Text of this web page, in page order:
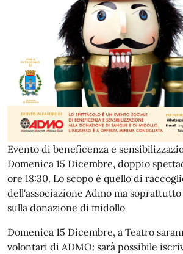
Evento di beneficenza e
Domenica 15 Dicembre, doppio
ore 18:30. Lo scopo è quello di
dell'associazione Admo ma
sulla donazione di midollo
Domenica 15 Dicembre, a Teatro
volontari di ADMO: sarà possibile